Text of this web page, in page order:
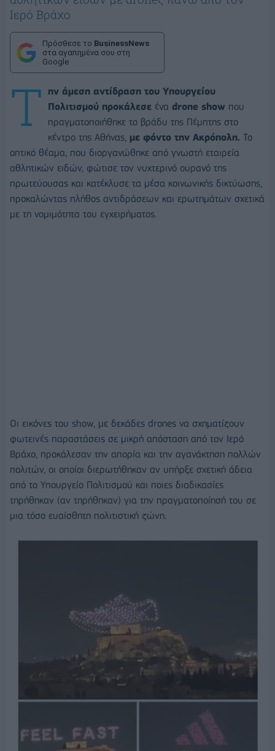
Ιερό Βράχο
Πρόσθεσε το BusinessNews
στα αγαπημένα σου στη
Google
Τ
ην άμεση αντίδραση του Υπουργείου
Πολιτισμού προκάλεσε ένα drone show που
πραγματοποιήθηκε το βράδυ της Πέμπτης στο
κέντρο της Αθήνας, με φόντο την Ακρόπολη. Το
οπτικό θέαμα, που διοργανώθηκε από γνωστή εταιρεία
αθλητικών ειδών, φώτισε τον νυχτερινό ουρανό της
πρωτεύουσας και κατέκλυσε τα μέσα κοινωνικής δικτύωσης,
προκαλώντας πλήθος αντιδράσεων και ερωτημάτων σχετικά
με τη νομιμότητα του εγχειρήματος.
Οι εικόνες του show, με δεκάδες drones να σχηματίζουν
φωτεινές παραστάσεις σε μικρή απόσταση από τον Ιερό
Βράχο, προκάλεσαν την απορία και την αγανάκτηση πολλών
πολιτών, οι οποίοι διερωτήθηκαν αν υπήρξε σχετική άδεια
από το Υπουργείο Πολιτισμού και ποιες διαδικασίες
τηρήθηκαν (αν τηρήθηκαν) για την πραγματοποίησή του σε
μια τόσο ευαίσθητη πολιτιστική ζώνη.